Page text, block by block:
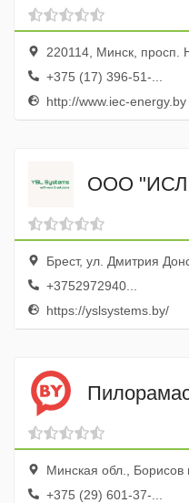
220114, Минск, просп.
+375 (17) 396-51-...
http://www.iec-energy.by
ООО "ИСЛ
Брест, ул. Дмитрия Донского, д12А,
+3752972940...
https://yslsystems.by/
Минская обл., Борисов
+375 (29) 601-37-...